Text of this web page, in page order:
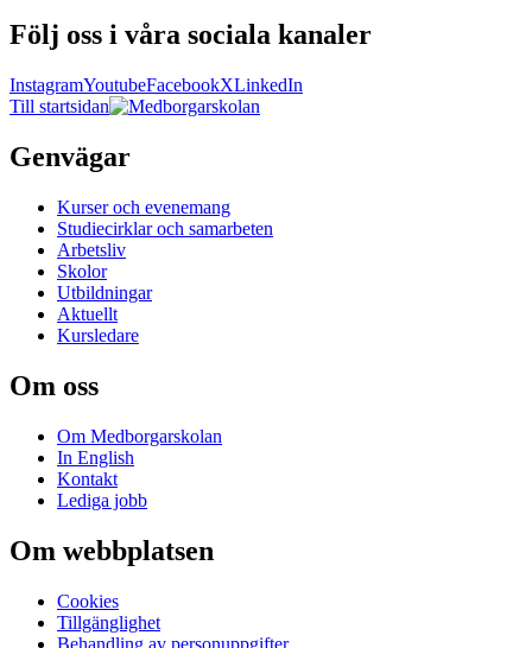
Följ oss i våra sociala kanaler
InstagramYoutubeFacebookXLinkedIn
Till startsidan
Genvägar
Kurser och evenemang
Studiecirklar och samarbeten
Arbetsliv
Skolor
Utbildningar
Aktuellt
Kursledare
Om oss
Om Medborgarskolan
In English
Kontakt
Lediga jobb
Om webbplatsen
Cookies
Tillgänglighet
Behandling av personuppgifter